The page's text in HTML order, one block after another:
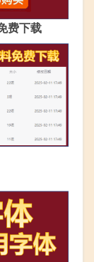
费下载